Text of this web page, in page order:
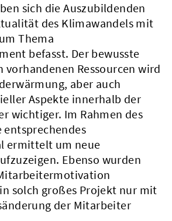
sich die Auszubildenden
des Klimawandels mit
Thema
befasst. Der bewusste
vorhandenen Ressourcen wird
aber auch
Aspekte innerhalb der
wichtiger. Im Rahmen des
entsprechendes
ermittelt um neue
Ebenso wurden
solch großes Projekt nur mit
der Mitarbeiter